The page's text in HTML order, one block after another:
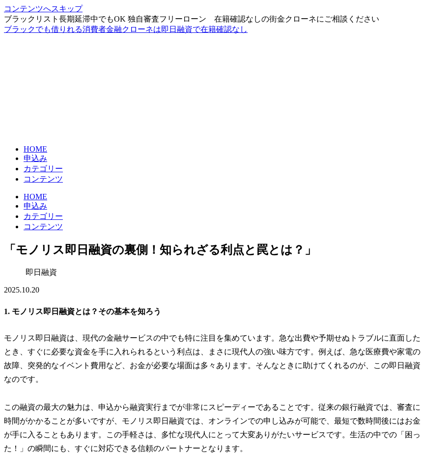
コンテンツへスキップ
ブラックリスト長期延滞中でもOK 独自審査フリーローン 在籍確認なしの街金クローネにご相談ください
ブラックでも借りれる消費者金融クローネは即日融資で在籍確認なし
HOME
申込み
カテゴリー
コンテンツ
HOME
申込み
カテゴリー
コンテンツ
「モノリス即日融資の裏側！知られざる利点と罠とは？」
即日融資
2025.10.20
1. モノリス即日融資とは？その基本を知ろう
モノリス即日融資は、現代の金融サービスの中でも特に注目を集めています。急な出費や予期せぬトラブルに直面した
とき、すぐに必要な資金を手に入れられるという利点は、まさに現代人の強い味方です。例えば、急な医療費や家電の
故障、突発的なイベント費用など、お金が必要な場面は多々あります。そんなときに助けてくれるのが、この即日融資
なのです。
この融資の最大の魅力は、申込から融資実行までが非常にスピーディーであることです。従来の銀行融資では、審査に
時間がかかることが多いですが、モノリス即日融資では、オンラインでの申し込みが可能で、最短で数時間後にはお金
が手に入ることもあります。この手軽さは、多忙な現代人にとって大変ありがたいサービスです。生活の中での「困っ
た！」の瞬間にも、すぐに対応できる信頼のパートナーとなります。